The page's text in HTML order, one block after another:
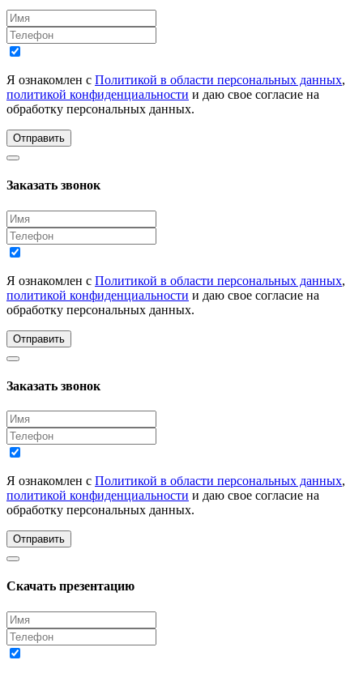
Я ознакомлен с Политикой в области персональных данных,
политикой конфиденциальности и даю свое согласие на
обработку персональных данных.
Отправить
Заказать звонок
Я ознакомлен с Политикой в области персональных данных,
политикой конфиденциальности и даю свое согласие на
обработку персональных данных.
Отправить
Заказать звонок
Я ознакомлен с Политикой в области персональных данных,
политикой конфиденциальности и даю свое согласие на
обработку персональных данных.
Отправить
Скачать презентацию